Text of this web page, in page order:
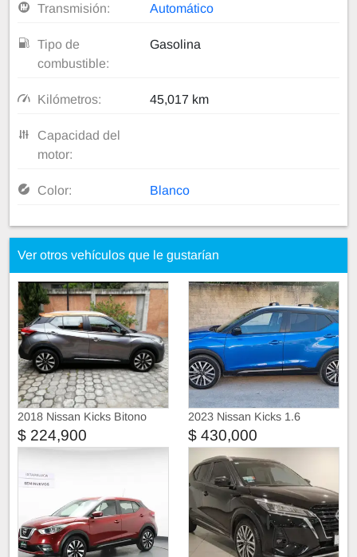
Transmisión: Automático
Tipo de
combustible:
Gasolina
Kilómetros: 45,017 km
Capacidad del
motor:
Color: Blanco
Ver otros vehículos que le gustarían
2018 Nissan Kicks Bitono
Exclusive CVT
$ 224,900
2023 Nissan Kicks 1.6
Platinum Bitono
$ 430,000